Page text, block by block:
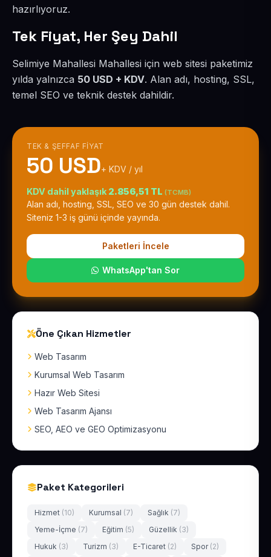
hazırlıyoruz.
Tek Fiyat, Her Şey Dahil
Selimiye Mahallesi Mahallesi için web sitesi paketimiz
yılda yalnızca 50 USD + KDV. Alan adı, hosting, SSL,
temel SEO ve teknik destek dahildir.
TEK & ŞEFFAF FIYAT
50 USD+ KDV / yıl
KDV dahil yaklaşık 2.856,51 TL (TCMB)
Alan adı, hosting, SSL, SEO ve 30 gün destek dahil.
Siteniz 1-3 iş günü içinde yayında.
Paketleri İncele
WhatsApp'tan Sor
Öne Çıkan Hizmetler
Web Tasarım
Kurumsal Web Tasarım
Hazır Web Sitesi
Web Tasarım Ajansı
SEO, AEO ve GEO Optimizasyonu
Paket Kategorileri
Hizmet (10) Kurumsal (7) Sağlık (7)
Yeme-İçme (7) Eğitim (5) Güzellik (3)
Hukuk (3) Turizm (3) E-Ticaret (2) Spor (2)